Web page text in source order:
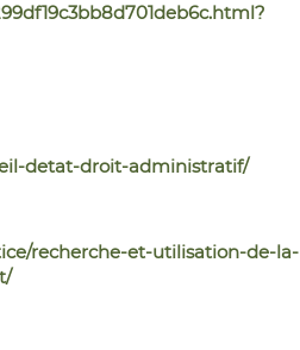
detat-droit-administratif/
recherche-et-utilisation-de-la-